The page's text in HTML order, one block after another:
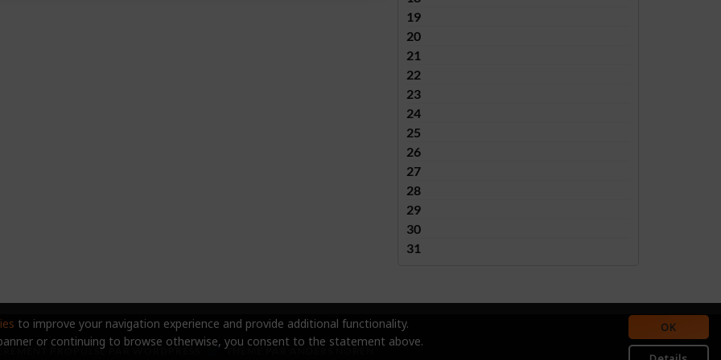
to improve your navigation experience and provide additional functionality.
or continuing to browse otherwise, you consent to the statement above.
OK
19
20
21
22
23
24
25
26
27
28
29
30
31
PROPULSÉ PAR & THÈME PAR